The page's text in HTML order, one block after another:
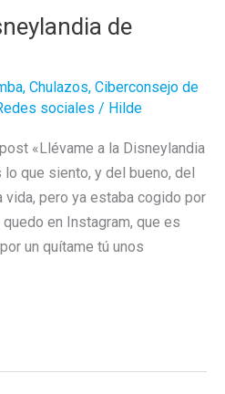
de
, Chulazos, Ciberconsejo de
sociales / Hilde
«Llévame a la Disneylandia
que siento, y del bueno, del
vida, pero ya estaba cogido por
en Instagram, que es
un quítame tú unos